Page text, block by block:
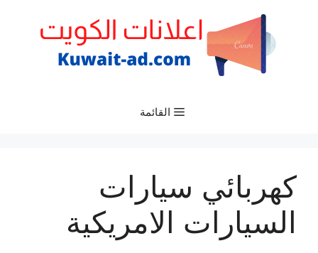
القائمة
كهربائي سيارات
السيارات الامريكية